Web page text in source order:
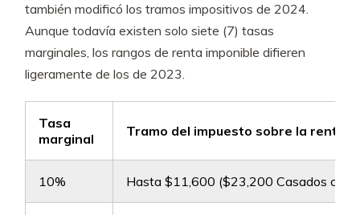
también modificó los tramos impositivos de 2024.
Aunque todavía existen solo siete (7) tasas
marginales, los rangos de renta imponible difieren
ligeramente de los de 2023.
Tasa
marginal
Tramo del impuesto sobre la renta
10% Hasta $11,600 ($23,200 Casados con